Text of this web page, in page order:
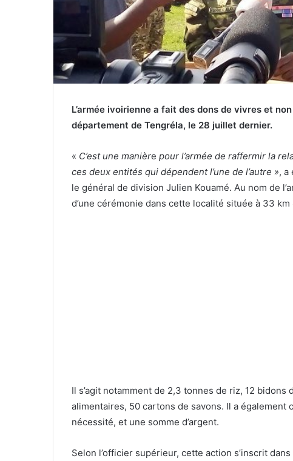
L’armée ivoirienne a fait des dons de vivres et
département de Tengréla, le 28 juillet dernier.
« C’est une manière pour l’armée de raffermir la
ces deux entités qui dépendent l’une de l’autre », a
le général de division Julien Kouamé. Au nom de
d’une cérémonie dans cette localité située à 33 km
Il s’agit notamment de 2,3 tonnes de riz, 12
alimentaires, 50 cartons de savons. Il a
nécessité, et une somme d’argent.
Selon l’officier supérieur, cette action s’inscrit